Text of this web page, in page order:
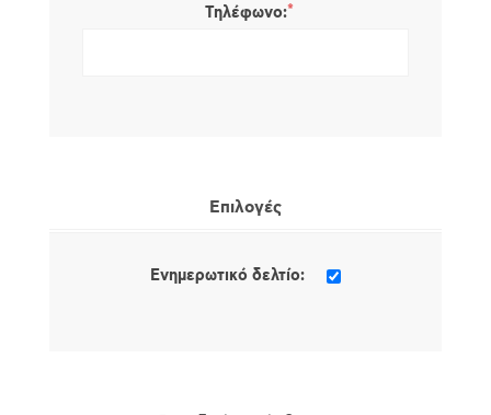
Τηλέφωνο:*
Επιλογές
Ενημερωτικό δελτίο: